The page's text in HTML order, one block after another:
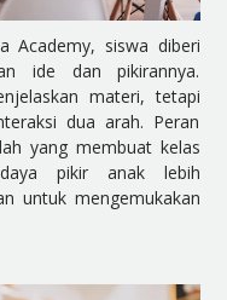
Academy, siswa diberi
ide dan pikirannya.
materi, tetapi
dua arah. Peran
yang membuat kelas
pikir anak lebih
untuk mengemukakan